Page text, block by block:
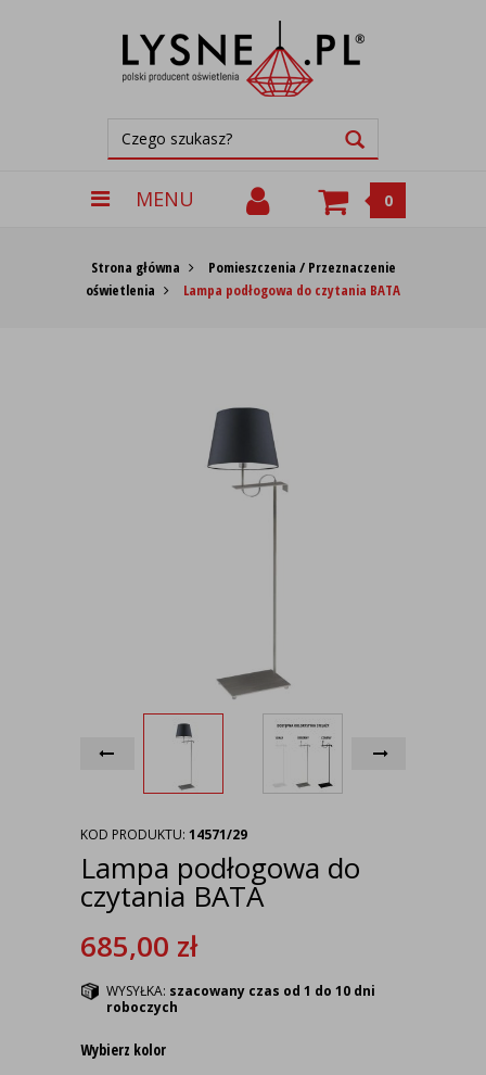
MENU 0
Strona główna
Pomieszczenia / Przeznaczenie
oświetlenia
Lampa podłogowa do czytania BATA
KOD PRODUKTU: 14571/29
Lampa podłogowa do
czytania BATA
685,00 zł
WYSYŁKA: szacowany czas od 1 do 10 dni
roboczych
Wybierz kolor